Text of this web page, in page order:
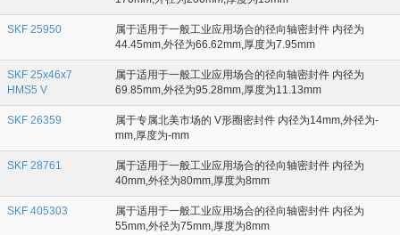
SKF 25950
属于适用于一般工业应用场合的径向轴密封件 内径为
44.45mm,外径为66.62mm,厚度为7.95mm
SKF 25x46x7
HMS5 V
属于适用于一般工业应用场合的径向轴密封件 内径为
69.85mm,外径为95.28mm,厚度为11.13mm
SKF 26359
属于专属北美市场的 V形圈密封件 内径为14mm,外径为-
mm,厚度为-mm
SKF 28761
属于适用于一般工业应用场合的径向轴密封件 内径为
40mm,外径为80mm,厚度为8mm
SKF 405303
属于适用于一般工业应用场合的径向轴密封件 内径为
55mm,外径为75mm,厚度为8mm